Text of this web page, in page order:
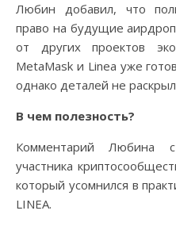
Любин добавил, что
право на будущие
от других проектов
MetaMask и Linea уже
однако деталей не
В чем полезность?
Комментарий Любина
участника
который усомнился в
LINEA.